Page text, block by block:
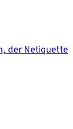
der Netiquette